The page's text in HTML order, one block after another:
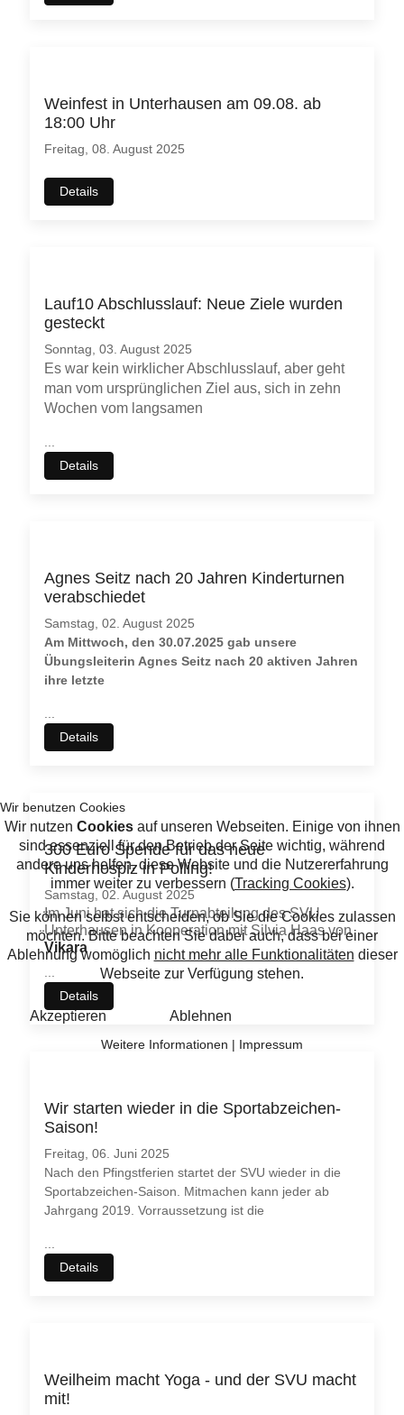
Weinfest in Unterhausen am 09.08. ab
18:00 Uhr
Freitag, 08. August 2025
Details
Lauf10 Abschlusslauf: Neue Ziele wurden
gesteckt
Sonntag, 03. August 2025
Es war kein wirklicher Abschlusslauf, aber geht
man vom ursprünglichen Ziel aus, sich in zehn
Wochen vom langsamen
Details
Agnes Seitz nach 20 Jahren Kinderturnen
verabschiedet
Samstag, 02. August 2025
Am Mittwoch, den 30.07.2025 gab unsere
Übungsleiterin Agnes Seitz nach 20 aktiven Jahren
ihre letzte
Details
300 Euro Spende für das neue
Kinderhospiz in Polling!
Samstag, 02. August 2025
Im Juni hat sich die Turnabteilung des SVU
Unterhausen in Kooperation mit Silvia Haas von
Vikara
Details
Wir starten wieder in die Sportabzeichen-
Saison!
Freitag, 06. Juni 2025
Nach den Pfingstferien startet der SVU wieder in die
Sportabzeichen-Saison. Mitmachen kann jeder ab
Jahrgang 2019. Vorraussetzung ist die
Details
Weilheim macht Yoga - und der SVU macht
mit!